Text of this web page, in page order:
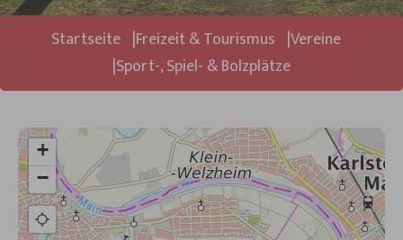
Sie sind hier:
Startseite Freizeit & Tourismus Vereine
Sport-, Spiel- & Bolzplätze